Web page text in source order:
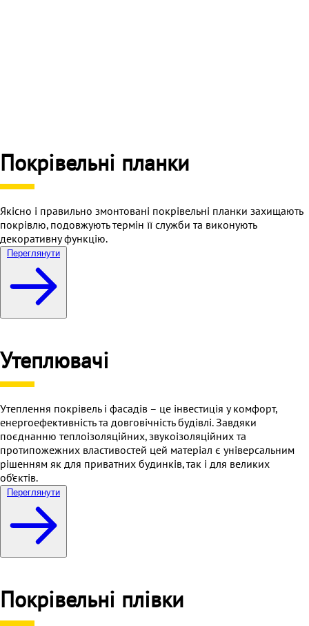
Покрівельні планки
Якісно і правильно змонтовані покрівельні планки захищають
покрівлю, подовжують термін її служби та виконують
декоративну функцію.
Переглянути
Утеплювачі
Утеплення покрівель і фасадів – це інвестиція у комфорт,
енергоефективність та довговічність будівлі. Завдяки
поєднанню теплоізоляційних, звукоізоляційних та
протипожежних властивостей цей матеріал є універсальним
рішенням як для приватних будинків, так і для великих
об’єктів.
Переглянути
Покрівельні плівки